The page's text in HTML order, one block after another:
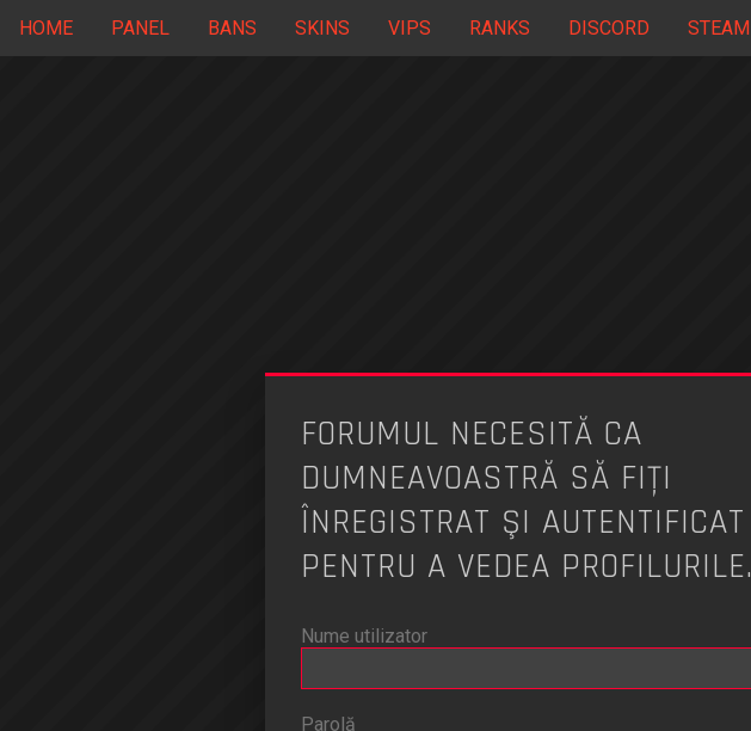
HOME PANEL BANS SKINS VIPS RANKS DISCORD STEAM
FORUMUL NECESITĂ CA
DUMNEAVOASTRĂ SĂ FIŢI
ÎNREGISTRAT ŞI AUTENTIFICAT
PENTRU A VEDEA PROFILURILE.
Nume utilizator
Parolă